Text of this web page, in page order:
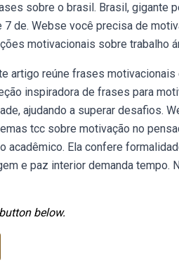
sobre o brasil. Brasil, gigante
de. Webse você precisa de
motivacionais sobre trabalho
artigo reúne frases
inspiradora de frases para
ajudando a superar desafios.
tcc sobre motivação no
acadêmico. Ela confere
e paz interior demanda tempo.
below.